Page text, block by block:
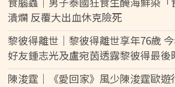
潰爛 反覆大出血休克險死
黎彼得離世｜黎彼得離世享年76歲
好友鍾志光及盧宛茵透露黎彼得最後
陳浚霆｜《愛回家》風少陳浚霆歐遊